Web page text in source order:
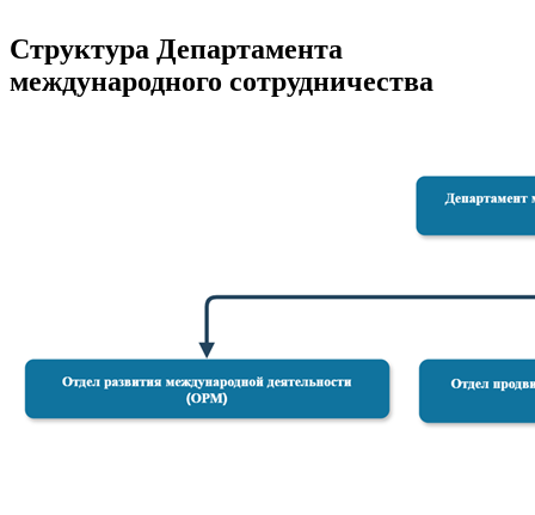
Структура Департамента
международного сотрудничества